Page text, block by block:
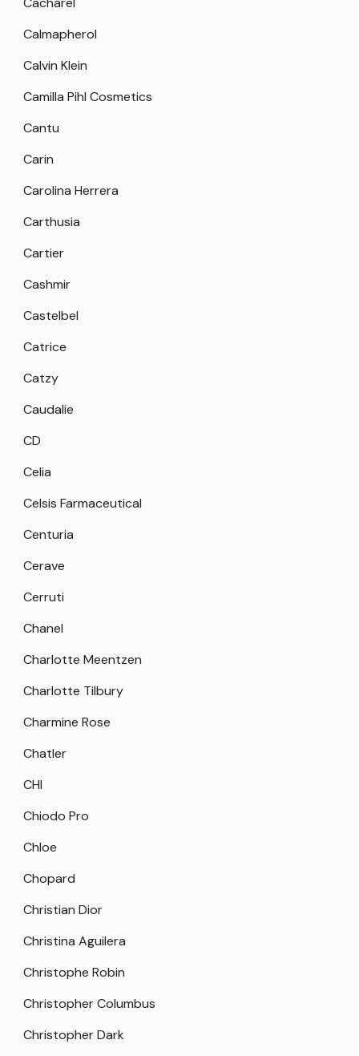
Calmapherol
Calvin Klein
Camilla Pihl Cosmetics
Cantu
Carin
Carolina Herrera
Carthusia
Cartier
Cashmir
Castelbel
Catrice
Catzy
Caudalie
CD
Celia
Celsis Farmaceutical
Centuria
Cerave
Cerruti
Chanel
Charlotte Meentzen
Charlotte Tilbury
Charmine Rose
Chatler
CHI
Chiodo Pro
Chloe
Chopard
Christian Dior
Christina Aguilera
Christophe Robin
Christopher Columbus
Christopher Dark